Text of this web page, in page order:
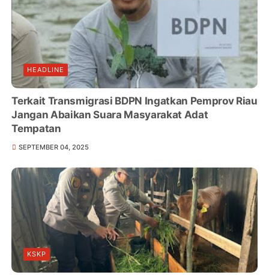
HEADLINE
Terkait Transmigrasi BDPN Ingatkan Pemprov Riau
Jangan Abaikan Suara Masyarakat Adat
Tempatan
SEPTEMBER 04, 2025
KSKP